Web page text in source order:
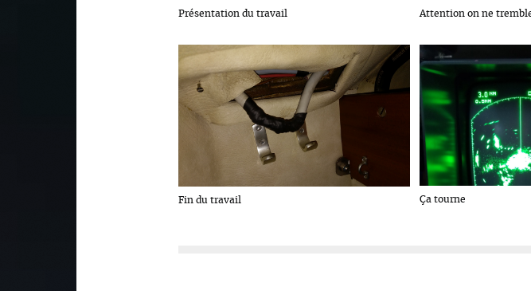
Présentation du travail Attention on ne
Fin du travail Ça tourne